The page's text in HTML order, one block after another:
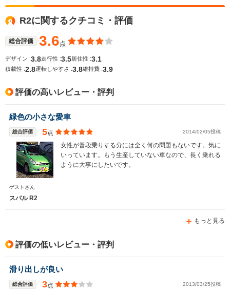
WLTCモード
燃費
R2に関するクチコミ・評価
総合評価 3.6点
デザイン :3.8走行性 :3.5 居住性 :3.1
積載性 :2.8運転しやすさ :3.8維持費 :3.9
評価の高いレビュー・評判
緑色の小さな愛車
総合評価 5点 2014/02/05投稿
女性が普段乗りする分には全く何の問題もないです。気に
いっています。もう生産していない車なので、長く乗れる
ように大事にしたいです。
ゲストさん
スバル R2
もっと見る
評価の低いレビュー・評判
滑り出しが良い
総合評価 3点 2013/03/25投稿